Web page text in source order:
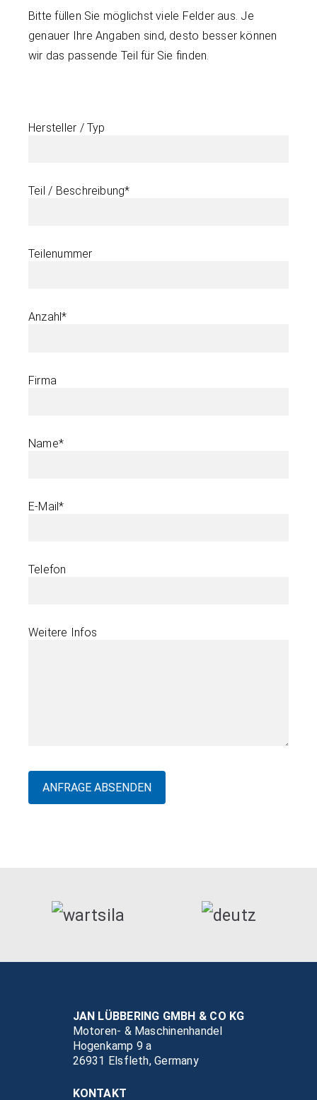
Bitte füllen Sie möglichst viele Felder aus. Je
genauer Ihre Angaben sind, desto besser können
wir das passende Teil für Sie finden.
Hersteller / Typ
Teil / Beschreibung*
Teilenummer
Anzahl*
Firma
Name*
E-Mail*
Telefon
Weitere Infos
JAN LÜBBERING GMBH & CO KG
Motoren- & Maschinenhandel
Hogenkamp 9 a
26931 Elsfleth, Germany
KONTAKT